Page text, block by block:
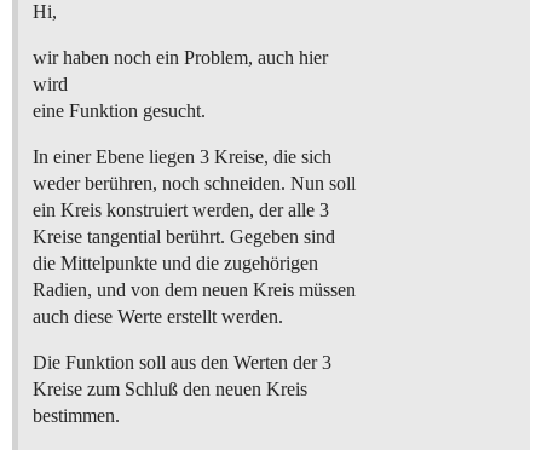
Hi,
wir haben noch ein Problem, auch hier
wird
eine Funktion gesucht.
In einer Ebene liegen 3 Kreise, die sich
weder berühren, noch schneiden. Nun soll
ein Kreis konstruiert werden, der alle 3
Kreise tangential berührt. Gegeben sind
die Mittelpunkte und die zugehörigen
Radien, und von dem neuen Kreis müssen
auch diese Werte erstellt werden.
Die Funktion soll aus den Werten der 3
Kreise zum Schluß den neuen Kreis
bestimmen.